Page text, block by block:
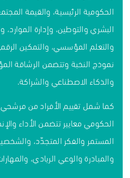
الحكومية الرئيسية، والقيمة
البشري والتوطين، وإدارة الموارد،
والتعلم المؤسسي، والتمكين
نموذج النخبة وتتضمن الرشاقة
والذكاء الاصطناعي والشراكة.
كما شمل تقييم الأفراد من
الحكومي معايير تتضمن الأداء
المستمر والفكر المتجدّد، والشخصية
والمبادرة والوعي الريادي،